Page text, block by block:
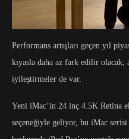
Performans artışları geçen yıl
kıyasla daha az fark edilir olacak,
iyileştirmeler de var.
Yeni iMac’in 24 inç 4.5K Retina
seçeneğiyle geliyor, bu iMac